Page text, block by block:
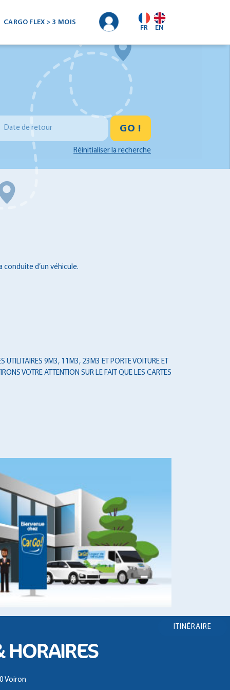
CARGO FLEX > 3 MOIS
FR EN
Date de retour GO !
Réinitialiser la recherche
d’un véhicule.
UTILITAIRES 9M3, 11M3, 23M3 ET PORTE VOITURE ET
VOTRE ATTENTION SUR LE FAIT QUE LES CARTES
ITINÉRAIRE
HORAIRES
Voiron